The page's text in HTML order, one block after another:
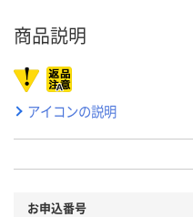
商品説明
アイコンの説明
お申込番号